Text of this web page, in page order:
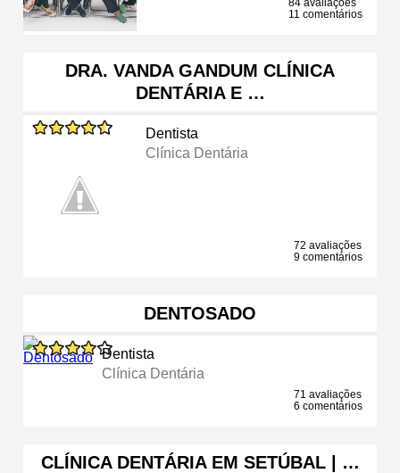
11 comentários
DRA. VANDA GANDUM CLÍNICA
DENTÁRIA E …
Dentista
Clínica Dentária
72 avaliações
9 comentários
DENTOSADO
Dentista
Clínica Dentária
71 avaliações
6 comentários
CLÍNICA DENTÁRIA EM SETÚBAL | …